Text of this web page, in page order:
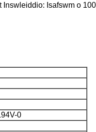
Inswleiddio: Isafswm o
0